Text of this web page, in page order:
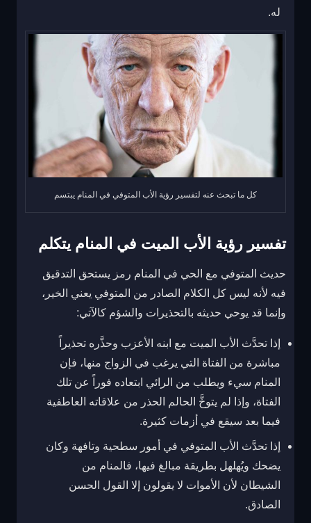
له.
كل ما تبحث عنه لتفسير رؤية الأب المتوفي في المنام يبتسم
تفسير رؤية الأب الميت في المنام يتكلم
حديث المتوفي مع الحي في المنام رمز يستحق التدقيق
فيه لأنه ليس كل الكلام الصادر من المتوفي يعني الخير،
وإنما قد يوحي حديثه بالتحذيرات والشؤم كالآتي:
إذا تحدَّث الأب الميت مع ابنه الأعزب وحذَّره تحذيراً
مباشرة من الفتاة التي يرغب في الزواج منها، فإن
المنام سيء ويطلب من الرائي ابتعاده فوراً عن تلك
الفتاة، وإذا لم يتوخَّ الحالم الحذر من علاقاته العاطفية
فيما بعد سيقع في أزمات كثيرة.
إذا تحدَّث الأب المتوفي في أمور سطحية وتافهة وكان
يضحك ويُهلهل بطريقة مبالغ فيها، فالمنام من
الشيطان لأن الأموات لا يقولون إلا القول الحسن
الصادق.